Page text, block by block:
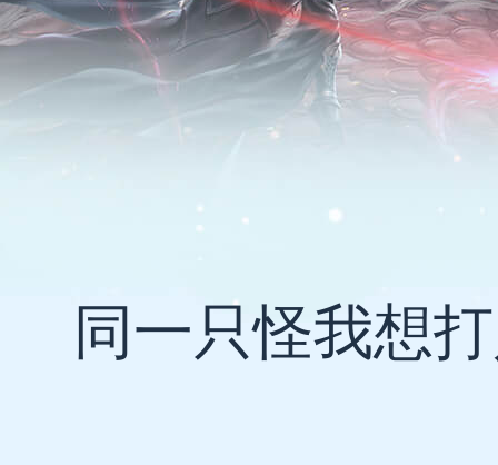
同一只怪我想